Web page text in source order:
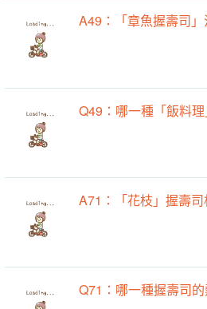
A49：「章魚握壽司
Q49：哪一種「飯料
A71：「花枝」握壽
Q71：哪一種握壽司